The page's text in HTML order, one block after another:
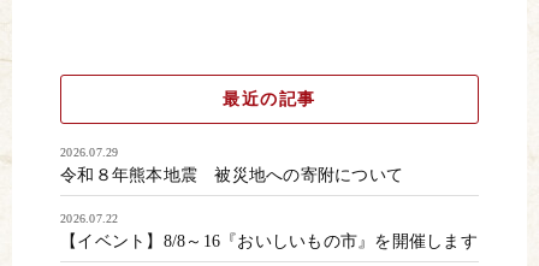
最近の記事
2026.07.29
令和８年熊本地震 被災地への寄附について
2026.07.22
【イベント】8/8～16『おいしいもの市』を開催します